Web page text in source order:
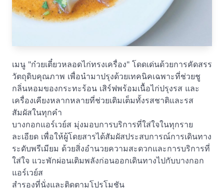
เมนู "ก๋วยเตี๋ยวหลอดไก่ทรงเครื่อง" โดดเด่นด้วยการคัดสรร
วัตถุดิบคุณภาพ เพื่อนำมาปรุงด้วยเทคนิคเฉพาะที่ช่วยชู
กลิ่นหอมของกระทะร้อน เสิร์ฟพร้อมเนื้อไก่ปรุงรส และ
เครื่องเคียงหลากหลายที่ช่วยเติมเต็มทั้งรสชาติและรส
สัมผัสในทุกคำ
บางกอกแอร์เวย์ส มุ่งมอบการบริการที่ใส่ใจในทุกราย
ละเอียด เพื่อให้ผู้โดยสารได้สัมผัสประสบการณ์การเดินทาง
ระดับพรีเมียม ด้วยสิ่งอำนวยความสะดวกและการบริการที่
ใส่ใจ แวะพักผ่อนเติมพลังก่อนออกเดินทางไปกับบางกอก
แอร์เวย์ส
สำรองที่นั่งและติดตามโปรโมชัน